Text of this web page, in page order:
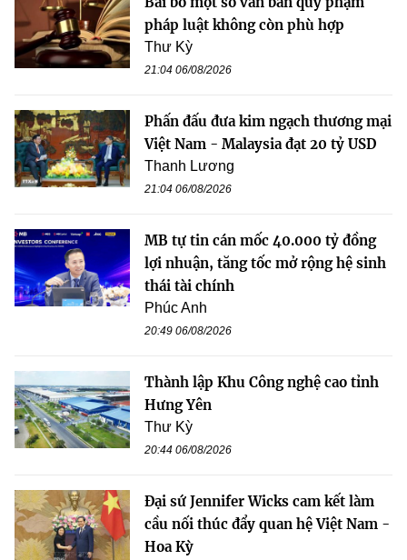
pháp luật không còn phù hợp
Thư Kỳ
21:04 06/08/2026
Phấn đấu đưa kim ngạch thương mại
Việt Nam - Malaysia đạt 20 tỷ USD
Thanh Lương
21:04 06/08/2026
MB tự tin cán mốc 40.000 tỷ đồng
lợi nhuận, tăng tốc mở rộng hệ sinh
thái tài chính
Phúc Anh
20:49 06/08/2026
Thành lập Khu Công nghệ cao tỉnh
Hưng Yên
Thư Kỳ
20:44 06/08/2026
Đại sứ Jennifer Wicks cam kết làm
cầu nối thúc đẩy quan hệ Việt Nam -
Hoa Kỳ